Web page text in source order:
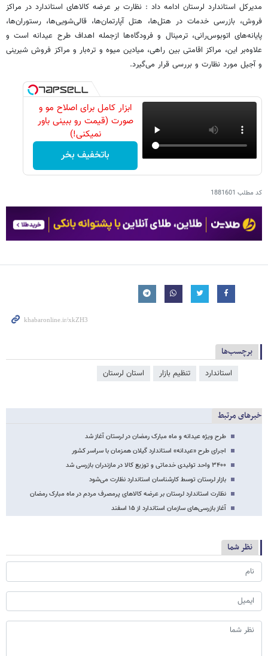
مدیرکل استاندارد لرستان ادامه داد : نظارت بر عرضه کالاهای استاندارد در مراکز
فروش، بازرسی خدمات در هتل‌ها، هتل آپارتمان‌ها، قالی‌شویی‌ها، رستوران‌ها،
پایانه‌های اتوبوس‌رانی، ترمینال و فرودگاه‌ها ازجمله اهداف طرح عیدانه است و
علاوه‌بر این، مراکز اقامتی بین راهی، میادین میوه و تره‌بار و مراکز فروش شیرینی
و آجیل مورد نظارت و بررسی قرار می‌گیرد.
ابزار کامل برای اصلاح مو و
صورت (قیمت رو ببینی باور
نمیکنی!)
باتخفیف بخر
کد مطلب 1881601
برچسب‌ها
استاندارد تنظیم بازار استان لرستان
خبرهای مرتبط
طرح ویژه عیدانه و ماه مبارک رمضان در لرستان آغاز شد
اجرای طرح «عیدانه» استاندارد گیلان همزمان با سراسر کشور
۳۴۰۰ واحد تولیدی خدماتی و توزیع کالا در مازندران بازرسی شد
بازار لرستان توسط کارشناسان استاندارد نظارت می‌شود
نظارت استاندارد لرستان بر عرضه کالاهای پرمصرف مردم در ماه مبارک رمضان
آغاز بازرسی‌های سازمان استاندارد از ۱۵ اسفند
نظر شما